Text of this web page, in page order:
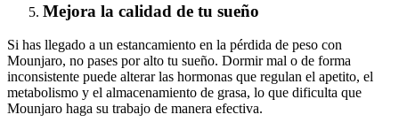
Mejora la calidad de tu sueño
Si has llegado a un estancamiento en la pérdida de peso con
Mounjaro, no pases por alto tu sueño. Dormir mal o de forma
inconsistente puede alterar las hormonas que regulan el apetito, el
metabolismo y el almacenamiento de grasa, lo que dificulta que
Mounjaro haga su trabajo de manera efectiva.